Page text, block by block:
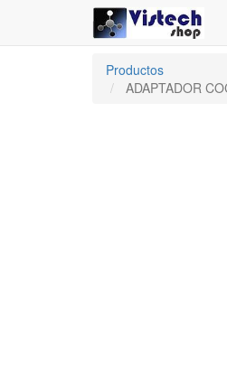
Productos
ADAPTADOR